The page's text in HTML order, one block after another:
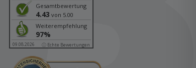
Gesamtbewertung
4.43 von 5.00
Weiterempfehlung
97%
09.08.2026 ⓘ Echte Bewertungen